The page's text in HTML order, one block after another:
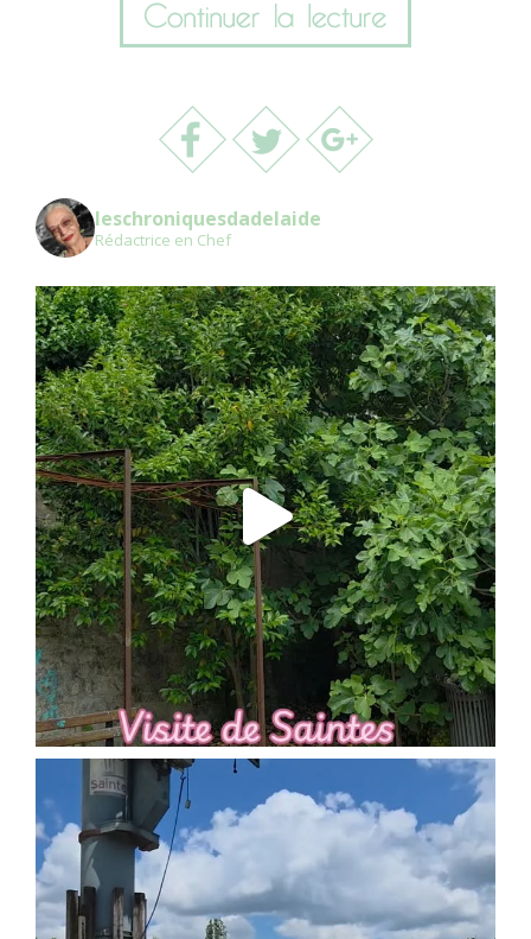
leschroniquesdadelaide
Rédactrice en Chef